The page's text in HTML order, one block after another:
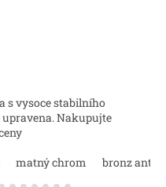
s vysoce stabilního
Nakupujte
matný chrom bronz antik